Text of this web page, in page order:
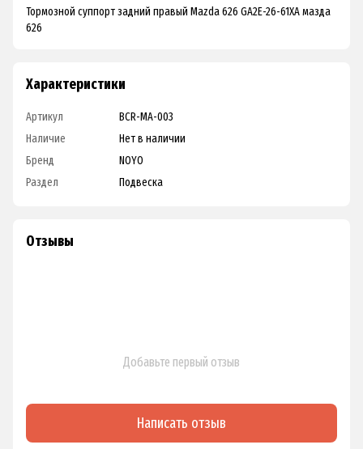
Тормозной суппорт задний правый Mazda 626 GA2E-26-61XA мазда
626
Характеристики
Артикул
BCR-MA-003
Наличие
Нет в наличии
Бренд
NOYO
Раздел
Подвеска
Отзывы
Добавьте первый отзыв
Написать отзыв